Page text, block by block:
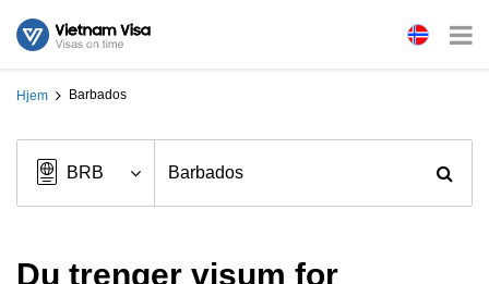
Hjem Barbados
Du trenger visum for